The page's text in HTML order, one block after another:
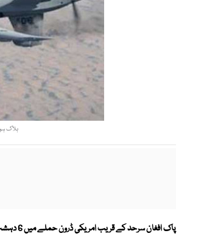
ہلاک
پاک افغان سرحد کے قریب امریکی ڈرون حملے میں 6 دہشت گرد ہلاک ہوگئے۔